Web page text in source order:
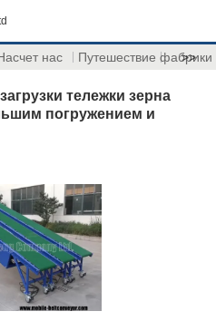
нас Путешествие фабрики
>>
тележки зерна
погружением и